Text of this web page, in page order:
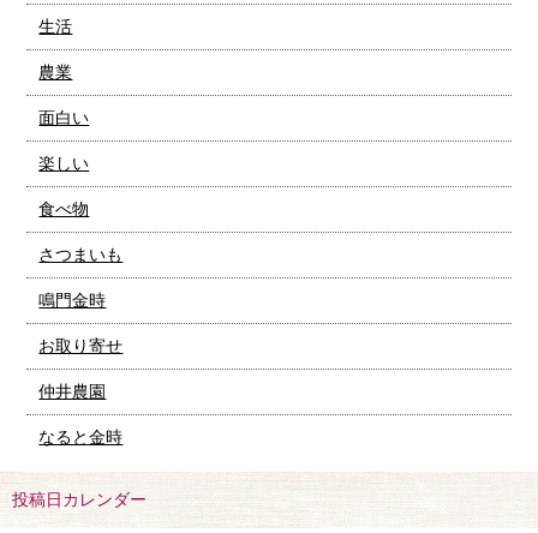
生活
農業
面白い
楽しい
食べ物
さつまいも
鳴門金時
お取り寄せ
仲井農園
なると金時
投稿日カレンダー